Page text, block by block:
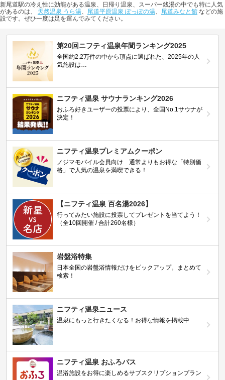
新尾道駅の冷え性に効能がある温泉、日帰り温泉、スーパー銭湯の中でも特に人気
があるのは、 天然温泉 うら湯、 尾道平原温泉 ぽっぽの湯、 尾道みなと館 などの施
設です。ぜひ一度は足を運んでみてください。
第20回ニフティ温泉年間ランキング2025
全国約2.2万件の中から頂点に選ばれた、2025年の人
気施設は…
ニフティ温泉 サウナランキング2026
おふろ好きユーザーの投票により、全国No.1サウナが
決定！
ニフティ温泉プレミアムクーポン
ノジマモバイル会員向け 通常よりもお得な「特別価
格」で人気の温泉を満喫できる！
【ニフティ温泉 百名湯2026】
行ってみたい施設に投票してプレゼントを当てよう！
（全10回開催 / 合計260名様）
岩盤浴特集
日本全国の岩盤浴情報だけをピックアップ。まとめて
検索！
ニフティ温泉ニュース
温泉にもっと行きたくなる！お得な情報を掲載中
ニフティ温泉 おふろパス
温浴施設をお得に楽しめるサブスクリプションプラン